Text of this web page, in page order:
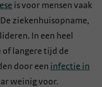
is voor mensen vaak
ziekenhuisopname,
In een heel
of langere tijd de
door een infectie in
weinig voor.